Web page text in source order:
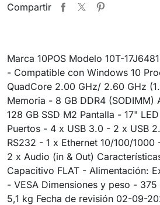
Compartir
Marca 10POS Modelo 10T-
- Compatible con Windows 10
QuadCore 2.00 GHz/ 2.60 GHz
Memoria - 8 GB DDR4 (SODIMM)
128 GB SSD M2 Pantalla - 17"
Puertos - 4 x USB 3.0 - 2 x USB
RS232 - 1 x Ethernet 10/100/
2 x Audio (in & Out)
Capacitivo FLAT - Alimentación:
- VESA Dimensiones y peso -
5,1 kg Fecha de revisión 02-09-